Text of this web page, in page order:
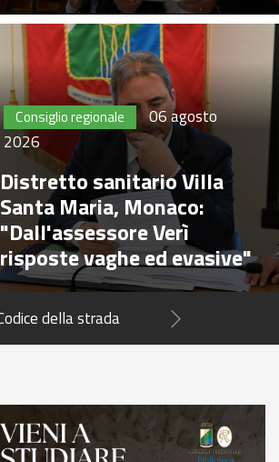
Consiglio regionale
06 agosto
2026
Distretto sanitario Villa
Santa Maria, Monaco:
"Dall'assessore Verì
risposte vaghe ed evasive"